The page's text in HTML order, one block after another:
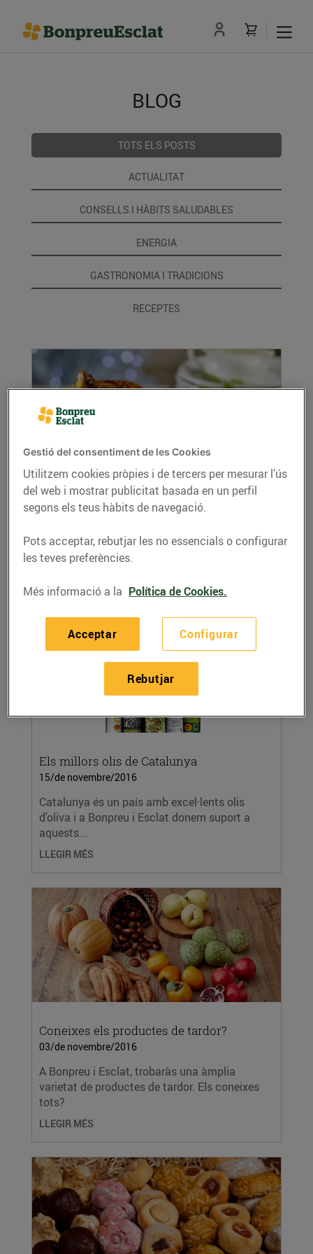
BLOG
TOTS ELS POSTS
ACTUALITAT
CONSELLS I HÀBITS SALUDABLES
ENERGIA
GASTRONOMIA I TRADICIONS
RECEPTES
Pularda farcida
20/de desembre/2016
Prepara una deliciosa pularda farcida i els teus
convidats se'n lleparan els dits!
Els millors olis de Catalunya
15/de novembre/2016
Catalunya és un país amb excel·lents olis
d'oliva i a Bonpreu i Esclat donem suport a
aquests...
LLEGIR MÉS
Coneixes els productes de tardor?
03/de novembre/2016
A Bonpreu i Esclat, trobaràs una àmplia
varietat de productes de tardor. Els coneixes
tots?
LLEGIR MÉS
Gestió del consentiment de les Cookies
Utilitzem cookies pròpies i de tercers per mesurar l’ús
del web i mostrar publicitat basada en un perfil
segons els teus hàbits de navegació.
Pots acceptar, rebutjar les no essencials o configurar
les teves preferències.
Més informació a la Política de Cookies.
Configurar
Rebutjar
Acceptar